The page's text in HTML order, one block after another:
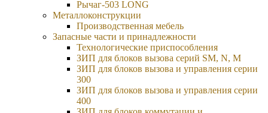
Рычаг-503 LONG
Металлоконструкции
Производственная мебель
Запасные части и принадлежности
Технологические приспособления
ЗИП для блоков вызова серий SM, N, M
ЗИП для блоков вызова и управления серии
300
ЗИП для блоков вызова и управления серии
400